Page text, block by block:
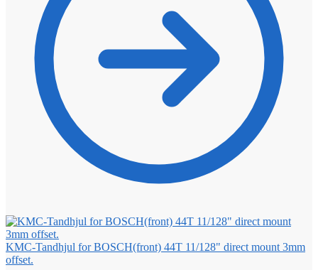
KMC-Tandhjul for BOSCH(front) 44T 11/128" direct mount 3mm
offset.